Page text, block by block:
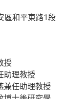
區和平東路1段
授
助理教授
兼任助理教授